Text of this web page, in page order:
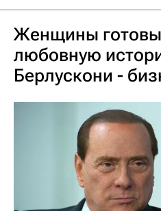
Женщины готовы
любовную
Берлускони -